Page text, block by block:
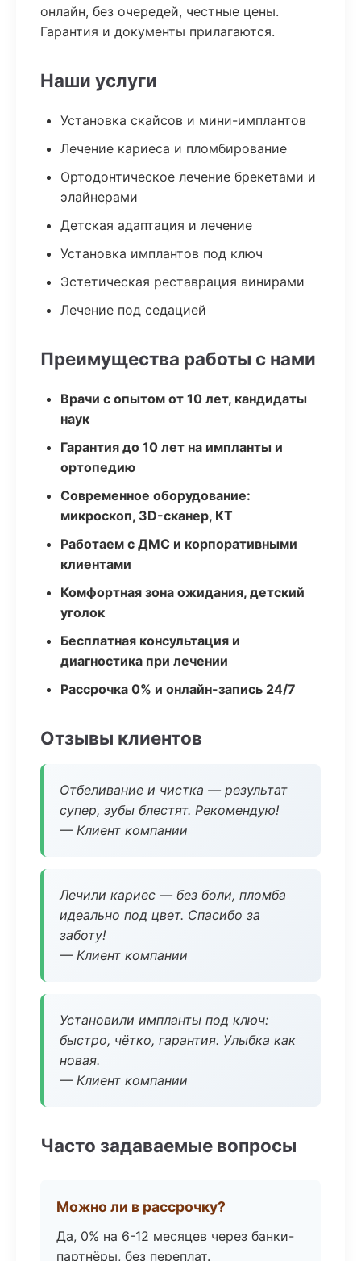
онлайн, без очередей, честные цены.
Гарантия и документы прилагаются.
Наши услуги
Установка скайсов и мини-имплантов
Лечение кариеса и пломбирование
Ортодонтическое лечение брекетами и
элайнерами
Детская адаптация и лечение
Установка имплантов под ключ
Эстетическая реставрация винирами
Лечение под седацией
Преимущества работы с нами
Врачи с опытом от 10 лет, кандидаты
наук
Гарантия до 10 лет на импланты и
ортопедию
Современное оборудование:
микроскоп, 3D-сканер, КТ
Работаем с ДМС и корпоративными
клиентами
Комфортная зона ожидания, детский
уголок
Бесплатная консультация и
диагностика при лечении
Рассрочка 0% и онлайн-запись 24/7
Отзывы клиентов
Отбеливание и чистка — результат
супер, зубы блестят. Рекомендую!
— Клиент компании
Лечили кариес — без боли, пломба
идеально под цвет. Спасибо за
заботу!
— Клиент компании
Установили импланты под ключ:
быстро, чётко, гарантия. Улыбка как
новая.
— Клиент компании
Часто задаваемые вопросы
Можно ли в рассрочку?
Да, 0% на 6-12 месяцев через банки-
партнёры, без переплат.